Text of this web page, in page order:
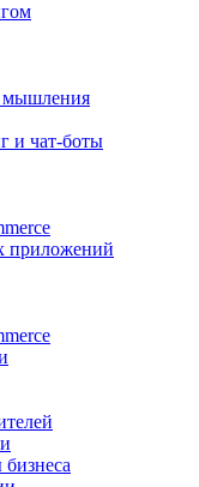
мышления
и чат-боты
приложений